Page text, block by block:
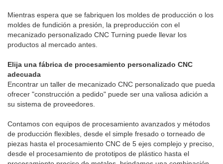
Mientras espera que se fabriquen los moldes de producción o los
moldes de fundición a presión, la preproducción con el
mecanizado personalizado CNC Turning puede llevar los
productos al mercado antes.
Elija una fábrica de procesamiento personalizado CNC
adecuada
Encontrar un taller de mecanizado CNC personalizado que pueda
ofrecer "construcción a pedido" puede ser una valiosa adición a
su sistema de proveedores.
Contamos con equipos de procesamiento avanzados y métodos
de producción flexibles, desde el simple fresado o torneado de
piezas hasta el procesamiento CNC de 5 ejes complejo y preciso,
desde el procesamiento de prototipos de plástico hasta el